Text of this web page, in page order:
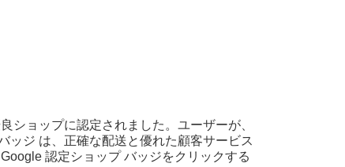
ショップに認定されました。ユーザーが、
ッジ は、正確な配送と優れた顧客サービス
認定ショップ バッジをクリックする